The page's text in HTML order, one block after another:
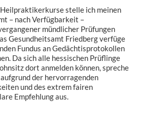
stelle ich meinen
– nach Verfügbarkeit –
mündlicher Prüfungen
Gesundheitsamt Friedberg verfüge
Fundus an Gedächtisprotokollen
Da sich alle hessischen Prüflinge
dort anmelden können, spreche
der hervorragenden
und des extrem fairen
Empfehlung aus.